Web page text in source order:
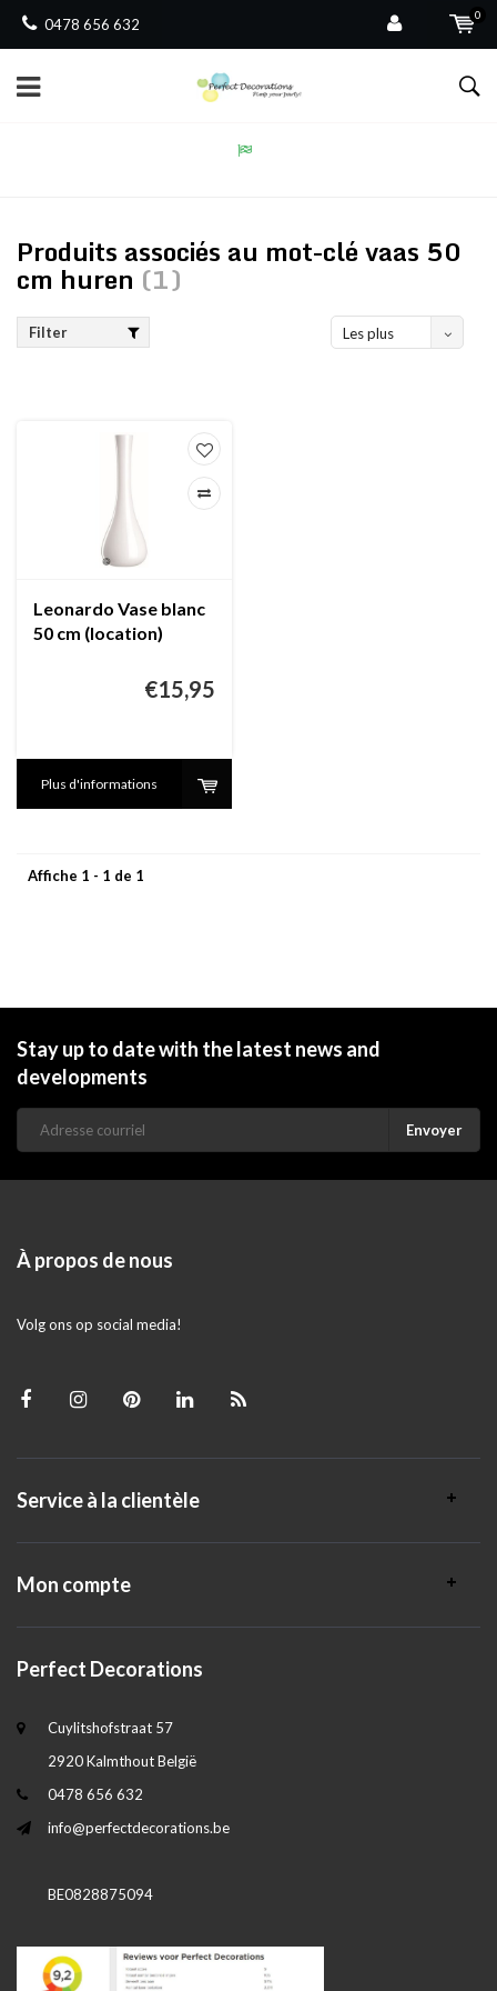
0478 656 632
0
Produits associés au mot-clé vaas 50
cm huren (1)
Filter
Les plus
Leonardo Vase blanc
50 cm (location)
€15,95
Plus d'informations
Affiche 1 - 1 de 1
Stay up to date with the latest news and
developments
Envoyer
À propos de nous
Volg ons op social media!
Service à la clientèle
Mon compte
Perfect Decorations
Cuylitshofstraat 57
2920 Kalmthout België
0478 656 632
info@perfectdecorations.be
BE0828875094